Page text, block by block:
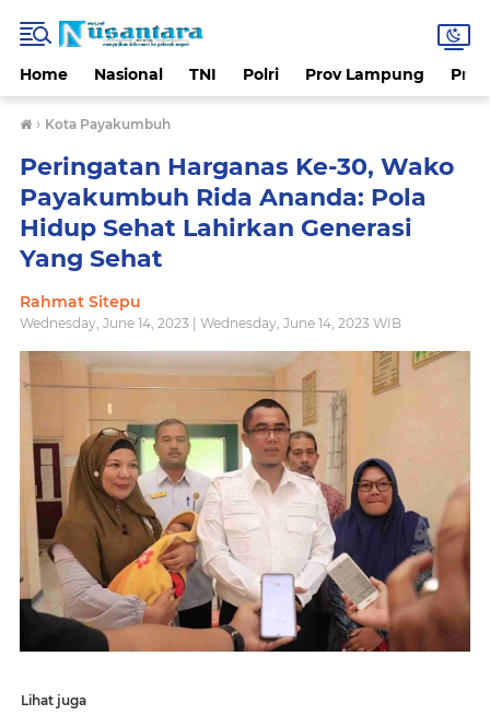
Home Nasional TNI Polri Prov Lampung
› Kota Payakumbuh
Peringatan Harganas Ke-30, Wako
Payakumbuh Rida Ananda: Pola
Hidup Sehat Lahirkan Generasi
Yang Sehat
Rahmat Sitepu
Wednesday, June 14, 2023 | Wednesday, June 14, 2023 WIB
Lihat juga